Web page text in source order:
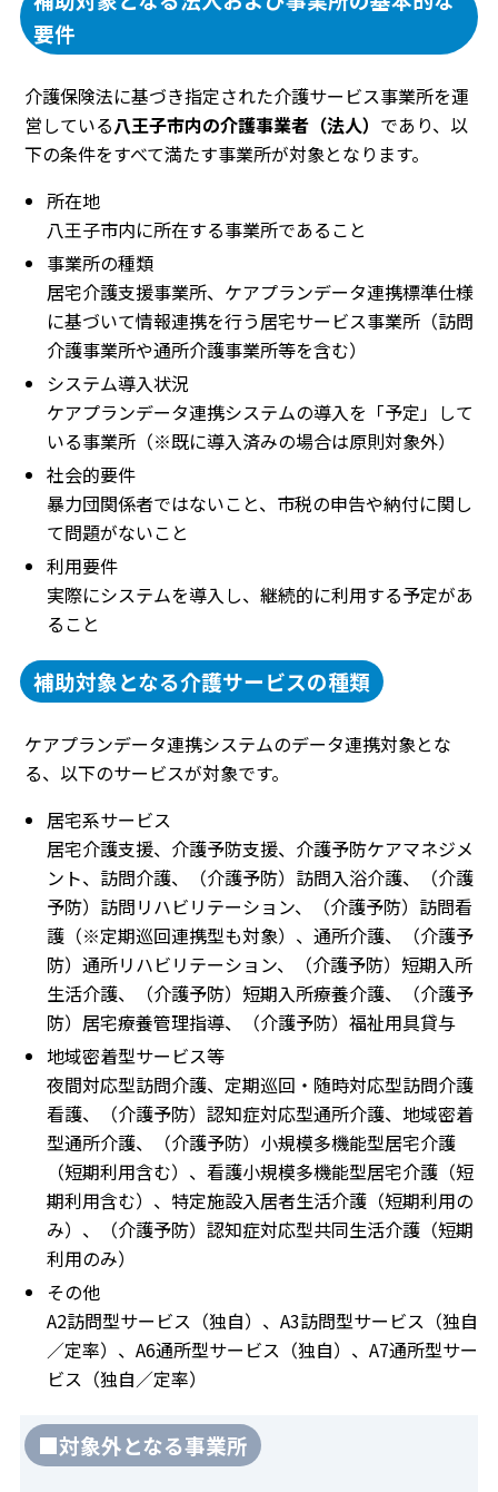
要件
介護保険法に基づき指定された介護サービス事業所を運
営している八王子市内の介護事業者（法人） であり、以
下の条件をすべて満たす事業所が対象となります。
所在地
八王子市内に所在する事業所であること
事業所の種類
居宅介護支援事業所、ケアプランデータ連携標準仕様
に基づいて情報連携を行う居宅サービス事業所（訪問
介護事業所や通所介護事業所等を含む）
システム導入状況
ケアプランデータ連携システムの導入を「予定」して
いる事業所（※既に導入済みの場合は原則対象外）
社会的要件
暴力団関係者ではないこと、市税の申告や納付に関し
て問題がないこと
利用要件
実際にシステムを導入し、継続的に利用する予定があ
ること
補助対象となる介護サービスの種類
ケアプランデータ連携システムのデータ連携対象とな
る、以下のサービスが対象です。
居宅系サービス
居宅介護支援、介護予防支援、介護予防ケアマネジメ
ント、訪問介護、（介護予防）訪問入浴介護、（介護
予防）訪問リハビリテーション、（介護予防）訪問看
護（※定期巡回連携型も対象）、通所介護、（介護予
防）通所リハビリテーション、（介護予防）短期入所
生活介護、（介護予防）短期入所療養介護、（介護予
防）居宅療養管理指導、（介護予防）福祉用具貸与
地域密着型サービス等
夜間対応型訪問介護、定期巡回・随時対応型訪問介護
看護、（介護予防）認知症対応型通所介護、地域密着
型通所介護、（介護予防）小規模多機能型居宅介護
（短期利用含む）、看護小規模多機能型居宅介護（短
期利用含む）、特定施設入居者生活介護（短期利用の
み）、（介護予防）認知症対応型共同生活介護（短期
利用のみ）
その他
A2訪問型サービス（独自）、A3訪問型サービス（独自
／定率）、A6通所型サービス（独自）、A7通所型サー
ビス（独自／定率）
■対象外となる事業所